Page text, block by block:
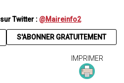
sur Twitter : @Maireinfo2
S'ABONNER GRATUITEMENT
IMPRIMER